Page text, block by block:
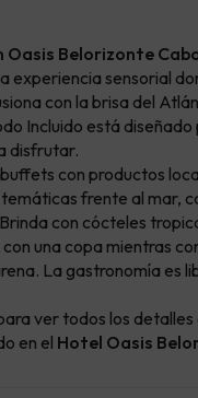
Oasis Belorizonte
experiencia sensorial
con la brisa del
Incluido está diseñado
disfrutar.
con productos
frente al mar,
con cócteles
una copa mientras
La gastronomía es
ver todos los detalles
en el Hotel Oasis